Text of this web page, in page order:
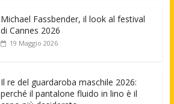
Michael Fassbender, il look al festival
di Cannes 2026
19 Maggio 2026
Il re del guardaroba maschile 2026:
perché il pantalone fluido in lino è il